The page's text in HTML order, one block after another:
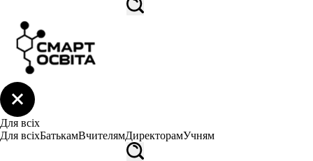
Для всіх
Для всіхБатькамВчителямДиректорамУчням